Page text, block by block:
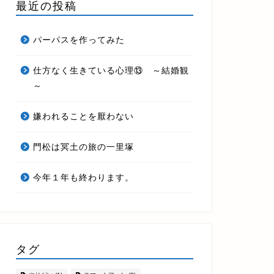
最近の投稿
パーパスを作ってみた
仕方なく生きている心理⑬ ～結婚観
～
嫌われることを厭わない
門松は冥土の旅の一里塚
今年１年も終わります。
タグ